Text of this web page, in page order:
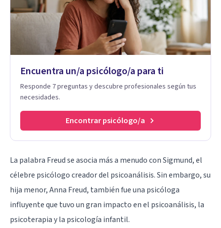
Encuentra un/a psicólogo/a para ti
Responde 7 preguntas y descubre profesionales según tus
necesidades.
Encontrar psicólogo/a
La palabra Freud se asocia más a menudo conSigmund, el
célebre psicólogo creador del psicoanálisis. Sin embargo, su
hija menor,Anna Freud, también fue una psicóloga
influyente que tuvo un gran impacto en el psicoanálisis, la
psicoterapia y la psicología infantil.